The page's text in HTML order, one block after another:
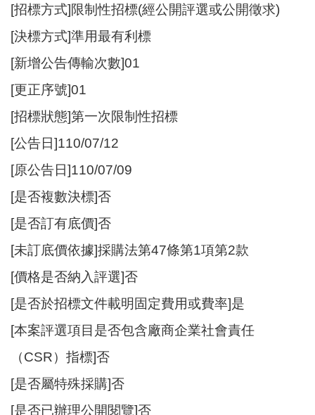
政
網
站
料
開
放
宣
網
站
安
政
策
[招標方式]限制性招標(經公開評選或公開徵求)
[決標方式]準用最有利標
[新增公告傳輸次數]01
[更正序號]01
[招標狀態]第一次限制性招標
[公告日]110/07/12
[原公告日]110/07/09
[是否複數決標]否
[是否訂有底價]否
[未訂底價依據]採購法第47條第1項第2款
[價格是否納入評選]否
[是否於招標文件載明固定費用或費率]是
[本案評選項目是否包含廠商企業社會責任
（CSR）指標]否
[是否屬特殊採購]否
[是否已辦理公開閱覽]否